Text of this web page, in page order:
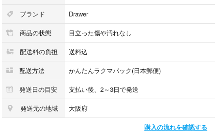
#Drawer
#サマーニット
こちらの商品以外にも、様々なブランド古着を出品しております。
#かっこええレディース
ブランド Drawer
商品の状態 目立った傷や汚れなし
配送料の負担 送料込
配送方法 かんたんラクマパック(日本郵便)
発送日の目安 支払い後、2～3日で発送
発送元の地域 大阪府
購入の流れを確認する